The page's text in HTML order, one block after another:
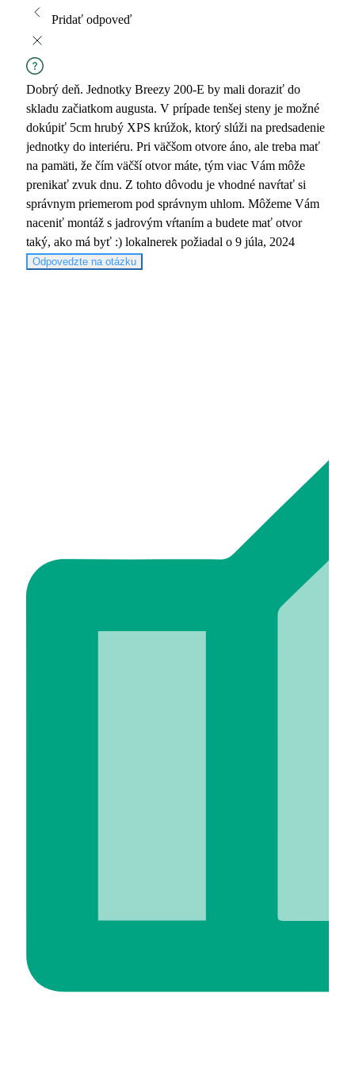
Pridať odpoveď
Dobrý deň. Jednotky Breezy 200-E by mali doraziť do
skladu začiatkom augusta. V prípade tenšej steny je možné
dokúpiť 5cm hrubý XPS krúžok, ktorý slúži na predsadenie
jednotky do interiéru. Pri väčšom otvore áno, ale treba mať
na pamäti, že čím väčší otvor máte, tým viac Vám môže
prenikať zvuk dnu. Z tohto dôvodu je vhodné navŕtať si
správnym priemerom pod správnym uhlom. Môžeme Vám
naceniť montáž s jadrovým vŕtaním a budete mať otvor
taký, ako má byť :) lokalnerek požiadal o 9 júla, 2024
Odpovedzte na otázku